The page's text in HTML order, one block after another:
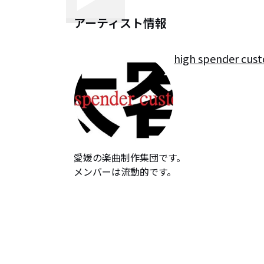
アーティスト情報
high spender
愛媛の楽曲制作集団です。
メンバーは流動的です。